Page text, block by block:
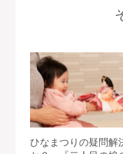
ひなまつりの疑問解